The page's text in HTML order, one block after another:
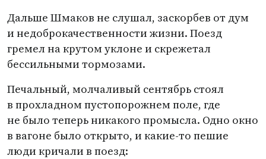
Дальше Шмаков не слушал, заскорбев от дум
и недоброкачественности жизни. Поезд
гремел на крутом уклоне и скрежетал
бессильными тормозами.
Печальный, молчаливый сентябрь стоял
в прохладном пустопорожнем поле, где
не было теперь никакого промысла. Одно окно
в вагоне было открыто, и какие-то пешие
люди кричали в поезд: